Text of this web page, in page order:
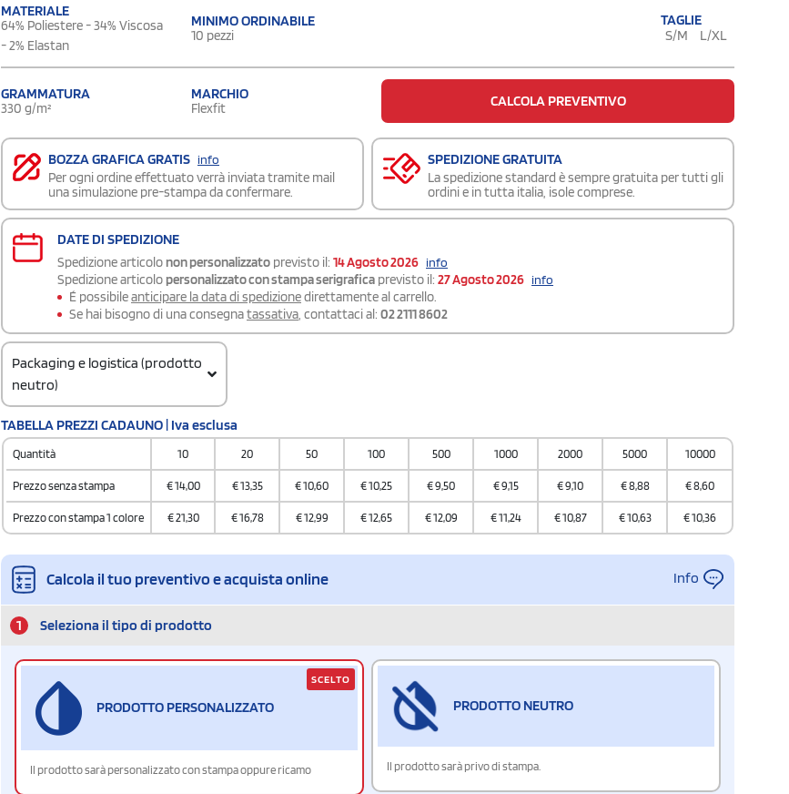
MATERIALE
64% Poliestere - 34% Viscosa
- 2% Elastan
MINIMO ORDINABILE
10 pezzi
TAGLIE
S/M
L/XL
GRAMMATURA
330 g/m²
MARCHIO
Flexfit CALCOLA PREVENTIVO
BOZZA GRAFICA GRATIS info
Per ogni ordine effettuato verrà inviata tramite mail
una simulazione pre-stampa da confermare.
SPEDIZIONE GRATUITA
La spedizione standard è sempre gratuita per tutti gli
ordini e in tutta italia, isole comprese.
DATE DI SPEDIZIONE
Spedizione articolo non personalizzato previsto il: 14 Agosto 2026 info
Spedizione articolo personalizzato con stampa serigrafica previsto il: 27 Agosto 2026 info
É possibileanticipare la data di spedizionedirettamente al carrello.
Se hai bisogno di una consegnatassativa , contattaci al: 02 2111 8602
Packaging e logistica (prodotto
neutro)
65050030
Quantità per scatola
72
TABELLA PREZZI CADAUNO | Iva esclusa
Quantità 10 20 50 100 500 1000 2000 5000 10000
Prezzo senza stampa €14,00 €13,35 €10,60 €10,25 €9,50 €9,15 €9,10 €8,88 €8,60
Prezzo con stampa 1 colore €21,30 €16,78 €12,99 €12,65 €12,09 €11,24 €10,87 €10,63 €10,36
Calcola il tuo preventivo e acquista online Info
1 Seleziona il tipo di prodotto
PRODOTTO PERSONALIZZATO
Il prodotto sarà personalizzato con stampa oppure ricamo
SCELTO
PRODOTTO NEUTRO
Il prodotto sarà privo di stampa.